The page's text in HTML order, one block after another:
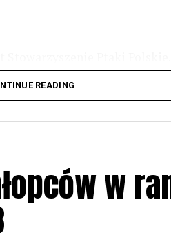
r. wg harmonogramu
w Akcji, włączenia się w
przy grillu.Na
READING
w